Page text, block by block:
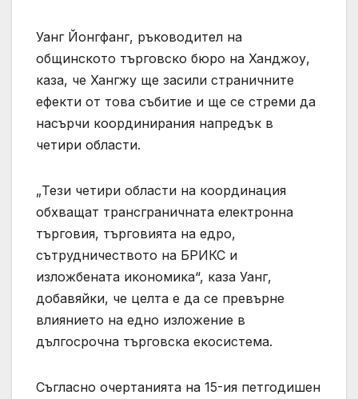
Уанг Йонгфанг, ръководител на
общинското търговско бюро на Ханджоу,
каза, че Хангжу ще засили страничните
ефекти от това събитие и ще се стреми да
насърчи координирания напредък в
четири области.
„Тези четири области на координация
обхващат трансграничната електронна
търговия, търговията на едро,
сътрудничеството на БРИКС и
изложбената икономика“, каза Уанг,
добавяйки, че целта е да се превърне
влиянието на едно изложение в
дългосрочна търговска екосистема.
Съгласно очертанията на 15-ия петгодишен